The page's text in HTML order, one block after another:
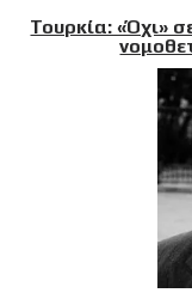
Τουρκία: «Όχι»